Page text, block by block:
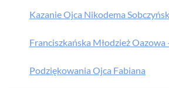
Kazanie Ojca Nikodema
Franciszkańska Młodzież Oazowa
Podziękowania Ojca Fabiana